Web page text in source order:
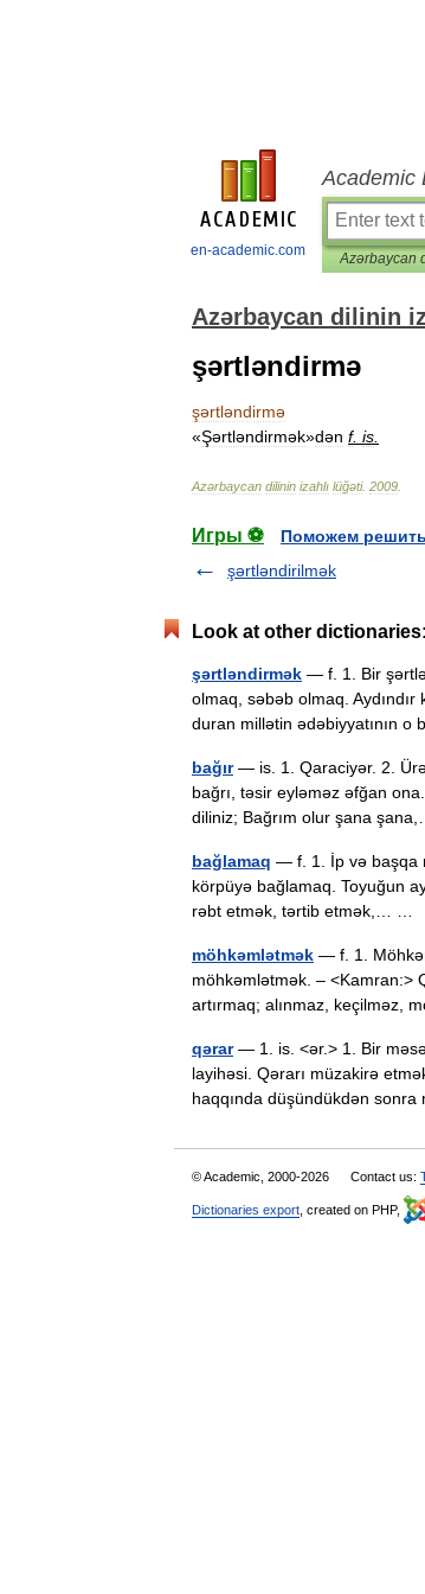
en-academic.com
Academic
Azərbaycan dilinin
şərtləndirmə
şərtləndirmə
«Şərtləndirmək»dən f. is
Azərbaycan dilinin izahlı lüğəti. 2009
Игры ⚽
Поможем
şərtləndirilmək
Look at other dictionaries:
şərtləndirmək — f. 1. Bir
olmaq, səbəb olmaq.
duran millətin ədəbiyyatının
bağır— is. 1. Qaraciyər. 2.
bağrı, təsir eyləməz əfğan
diliniz; Bağrım olur şana
bağlamaq — f. 1. İp və başqa
körpüyə bağlamaq. Toyuğun
rəbt etmək, tərtib etmək,… …
möhkəmlətmək — f. 1.
möhkəmlətmək. – <Kamran:>
artırmaq; alınmaz,
qərar— 1. is. <ər.> 1. Bir
layihəsi. Qərarı müzakirə
haqqında düşündükdən
© Academic, 2000-2026 Contact us:
Dictionaries export , created on PHP,